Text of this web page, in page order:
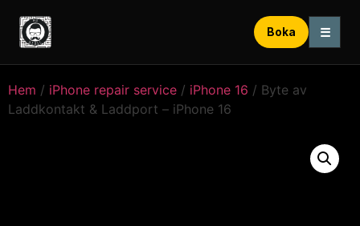
Boka ☰
Hem / iPhone repair service / iPhone 16 / Byte av
Laddkontakt & Laddport – iPhone 16